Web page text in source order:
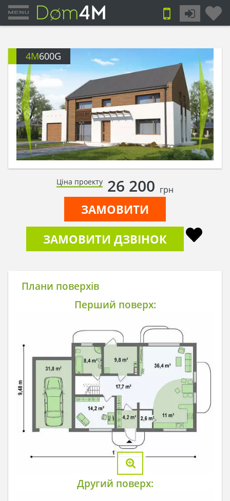
4M600G
Ціна проекту 26 200 грн
ЗАМОВИТИ
ЗАМОВИТИ ДЗВІНОК
Плани поверхів
Перший поверх:
Другий поверх: